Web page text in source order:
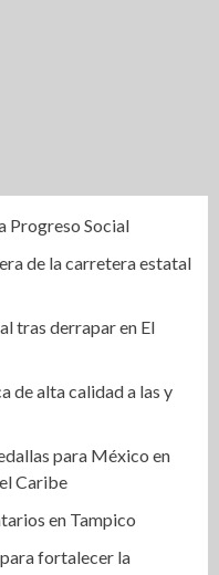
Progreso Social
de la carretera estatal
tras derrapar en El
de alta calidad a las y
para México en
Caribe
en Tampico
fortalecer la